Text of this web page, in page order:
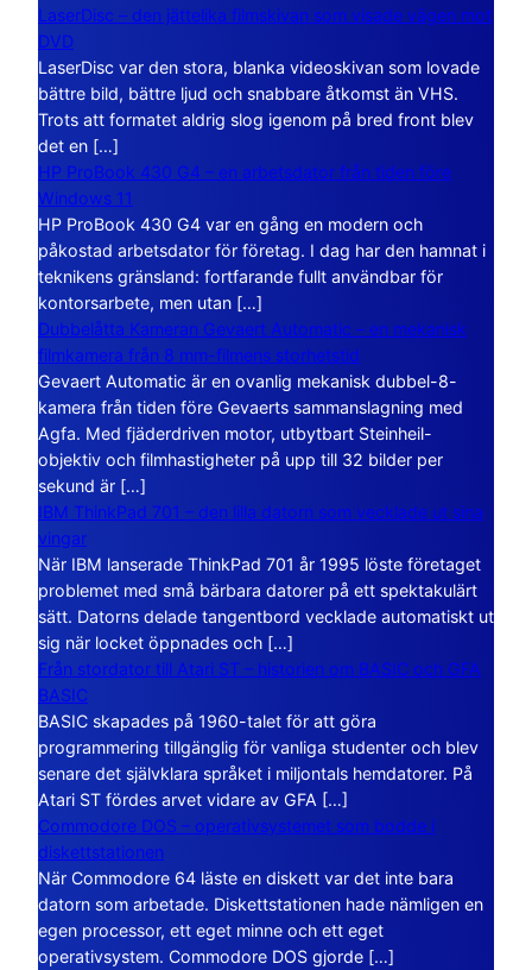
LaserDisc – den jättelika filmskivan som visade vägen mot
DVD
LaserDisc var den stora, blanka videoskivan som lovade
bättre bild, bättre ljud och snabbare åtkomst än VHS.
Trots att formatet aldrig slog igenom på bred front blev
det en […]
HP ProBook 430 G4 – en arbetsdator från tiden före
Windows 11
HP ProBook 430 G4 var en gång en modern och
påkostad arbetsdator för företag. I dag har den hamnat i
teknikens gränsland: fortfarande fullt användbar för
kontorsarbete, men utan […]
Dubbelåtta Kameran Gevaert Automatic – en mekanisk
filmkamera från 8 mm-filmens storhetstid
Gevaert Automatic är en ovanlig mekanisk dubbel-8-
kamera från tiden före Gevaerts sammanslagning med
Agfa. Med fjäderdriven motor, utbytbart Steinheil-
objektiv och filmhastigheter på upp till 32 bilder per
sekund är […]
IBM ThinkPad 701 – den lilla datorn som vecklade ut sina
vingar
När IBM lanserade ThinkPad 701 år 1995 löste företaget
problemet med små bärbara datorer på ett spektakulärt
sätt. Datorns delade tangentbord vecklade automatiskt ut
sig när locket öppnades och […]
Från stordator till Atari ST – historien om BASIC och GFA
BASIC
BASIC skapades på 1960-talet för att göra
programmering tillgänglig för vanliga studenter och blev
senare det självklara språket i miljontals hemdatorer. På
Atari ST fördes arvet vidare av GFA […]
Commodore DOS – operativsystemet som bodde i
diskettstationen
När Commodore 64 läste en diskett var det inte bara
datorn som arbetade. Diskettstationen hade nämligen en
egen processor, ett eget minne och ett eget
operativsystem. Commodore DOS gjorde […]